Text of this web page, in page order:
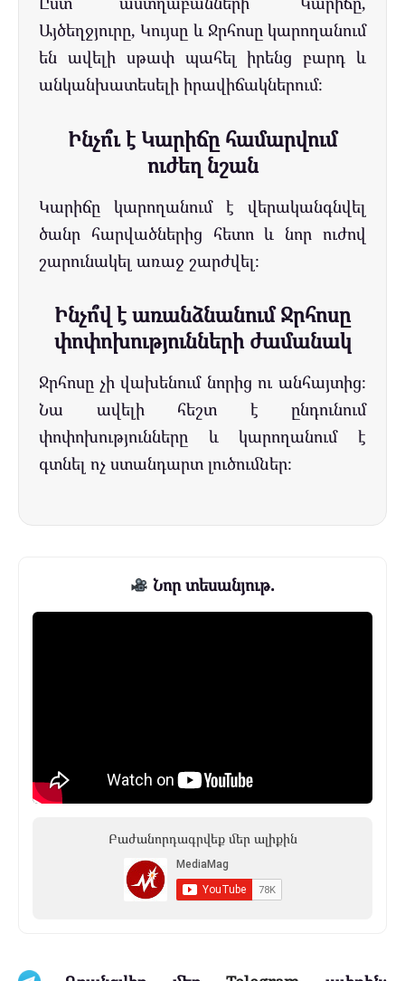
Այծեղջյուրը, Կույսը և Ջրհոսը կարողանում
են ավելի սթափ պահել իրենց բարդ և
անկանխատեսելի իրավիճակներում։
Ինչո՞ւ է Կարիճը համարվում
ուժեղ նշան
Կարիճը կարողանում է վերականգնվել
ծանր հարվածներից հետո և նոր ուժով
շարունակել առաջ շարժվել։
Ինչո՞վ է առանձնանում Ջրհոսը
փոփոխությունների ժամանակ
Ջրհոսը չի վախենում նորից ու անհայտից։
Նա ավելի հեշտ է ընդունում
փոփոխությունները և կարողանում է
գտնել ոչ ստանդարտ լուծումներ։
Նոր տեսանյութ.
Բաժանորդագրվեք մեր ալիքին